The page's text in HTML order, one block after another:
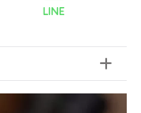
LINE